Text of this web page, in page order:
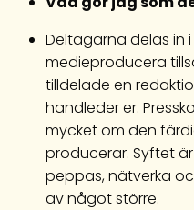
Deltagarna delas in
medieproducera
tilldelade en
handleder er.
mycket om den
producerar. Syftet
peppas, nätverka
av något större.